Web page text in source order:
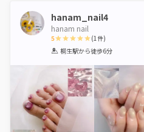
hanam_nail4
hanam nail
5
1 2 3 4 5
(1件)
桐生駅から徒歩6分